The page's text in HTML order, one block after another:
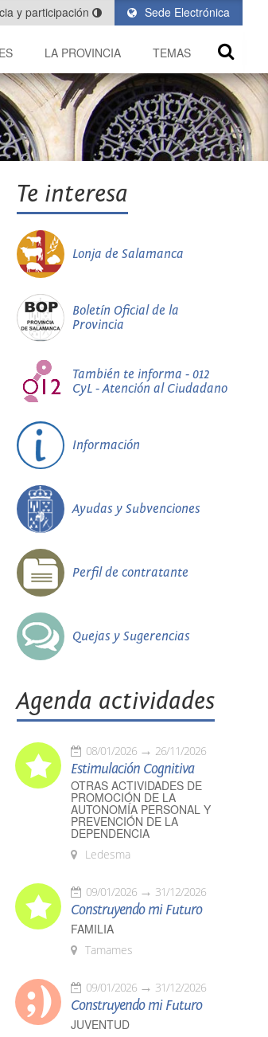
Sede Electrónica
y participación
LA PROVINCIA TEMAS
Te interesa
Lonja de Salamanca
Boletín Oficial de la
Provincia
También te informa - 012
CyL - Atención al Ciudadano
Información
Ayudas y Subvenciones
Perfil de contratante
Quejas y Sugerencias
Agenda actividades
08/01/2026 26/11/2026
Estimulación Cognitiva
OTRAS ACTIVIDADES DE
PROMOCIÓN DE LA
AUTONOMÍA PERSONAL Y
PREVENCIÓN DE LA
DEPENDENCIA
Ledesma
09/01/2026 31/12/2026
Construyendo mi Futuro
FAMILIA
Tamames
09/01/2026 31/12/2026
Construyendo mi Futuro
JUVENTUD